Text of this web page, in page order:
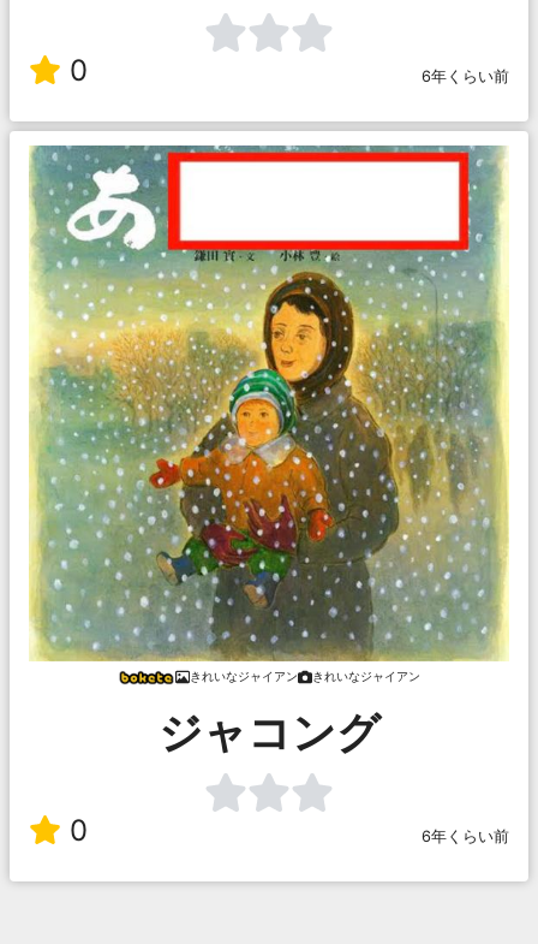
0 6年くらい前
きれいなジャイアン きれいなジャイアン
ジャコング
0 6年くらい前